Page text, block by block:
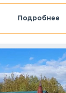
Подробнее